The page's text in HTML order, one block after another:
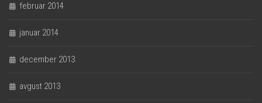
februar 2014
januar 2014
december 2013
avgust 2013